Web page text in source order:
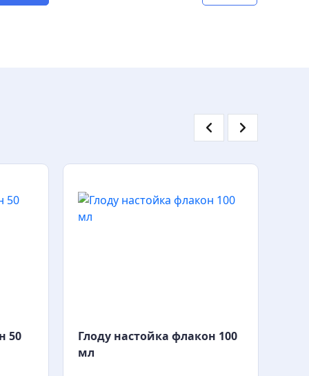
50
Глоду настойка флакон 100
мл